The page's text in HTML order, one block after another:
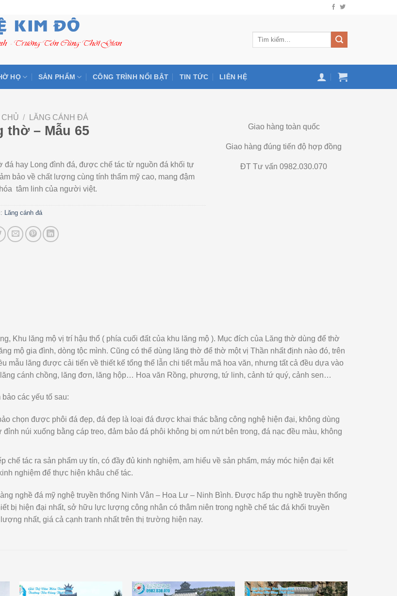
HỌ SẢN PHẨM CÔNG TRÌNH NỔI BẬT TIN TỨC LIÊN HỆ
/ LĂNG CÁNH ĐÁ
thờ – Mẫu 65
đá hay Long đình đá, được chế tác từ nguồn đá khối tự
bảo về chất lượng cùng tính thẩm mỹ cao, mang đậm
tâm linh của người việt.
Lăng cánh đá
Giao hàng toàn quốc
Giao hàng đúng tiến độ hợp đồng
ĐT Tư vấn 0982.030.070
Khu lăng mộ vị trí hậu thổ ( phía cuối đất của khu lăng mộ ). Mục đích của Lăng thờ dùng để thờ
mộ gia đình, dòng tộc mình. Cũng có thể dùng lăng thờ để thờ một vị Thần nhất định nào đó, trên
mẫu lăng được cải tiến về thiết kế tổng thể lẫn chi tiết mẫu mã hoa văn, nhưng tất cả đều dựa vào
cánh chồng, lăng đơn, lăng hộp… Hoa văn Rồng, phượng, tứ linh, cảnh tứ quý, cảnh sen…
các yếu tố sau:
chọn được phôi đá đẹp, đá đẹp là loại đá được khai thác bằng công nghệ hiện đại, không dùng
núi xuống bằng cáp treo, đảm bảo đá phôi không bị om nứt bên trong, đá nạc đều màu, không
tác ra sản phẩm uy tín, có đầy đủ kinh nghiệm, am hiểu về sản phẩm, máy móc hiện đại kết
nghiệm để thực hiện khâu chế tác.
nghề đá mỹ nghệ truyền thống Ninh Vân – Hoa Lư – Ninh Bình. Được hấp thu nghề truyền thống
bị hiện đại nhất, sở hữu lực lượng công nhân có thâm niên trong nghề chế tác đá khối truyền
nhất, giá cả cạnh tranh nhất trên thị trường hiện nay.